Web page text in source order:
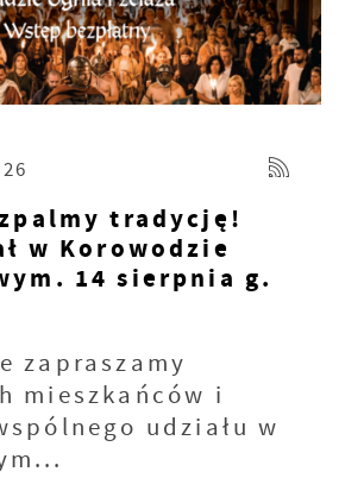
tradycję!
w Korowodzie
14 sierpnia g.
zapraszamy
mieszkańców i
udziału w